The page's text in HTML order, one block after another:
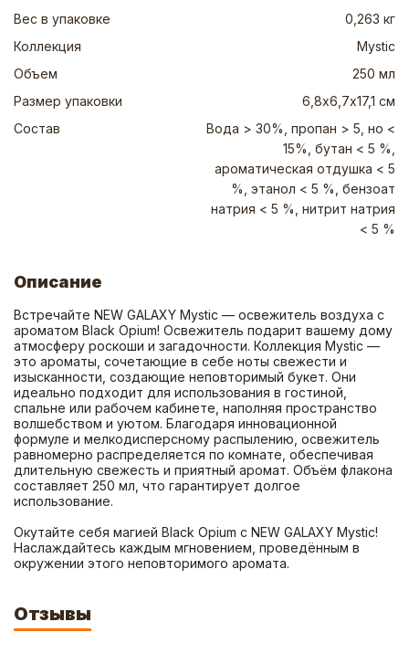
Вес в упаковке
0,263 кг
Коллекция
Mystic
Объем
250 мл
Размер упаковки
6,8х6,7х17,1 см
Состав
Вода > 30%, пропан > 5, но <
15%, бутан < 5 %,
ароматическая отдушка < 5
%, этанол < 5 %, бензоат
натрия < 5 %, нитрит натрия
< 5 %
Описание
Встречайте NEW GALAXY Mystic — освежитель воздуха с
ароматом Black Opium! Освежитель подарит вашему дому
атмосферу роскоши и загадочности. Коллекция Mystic —
это ароматы, сочетающие в себе ноты свежести и
изысканности, создающие неповторимый букет. Они
идеально подходит для использования в гостиной,
спальне или рабочем кабинете, наполняя пространство
волшебством и уютом. Благодаря инновационной
формуле и мелкодисперсному распылению, освежитель
равномерно распределяется по комнате, обеспечивая
длительную свежесть и приятный аромат. Объём флакона
составляет 250 мл, что гарантирует долгое
Окутайте себя магией Black Opium с NEW GALAXY Mystic!
Наслаждайтесь каждым мгновением, проведённым в
окружении этого неповторимого аромата.
Отзывы